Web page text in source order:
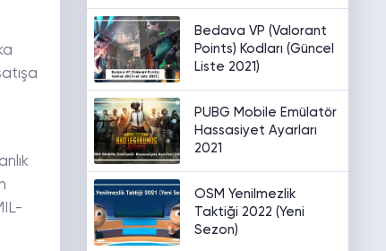
Bedava VP (Valorant
Points) Kodları (Güncel
Liste 2021)
PUBG Mobile Emülatör
Hassasiyet Ayarları
2021
OSM Yenilmezlik
Taktiği 2022 (Yeni
Sezon)